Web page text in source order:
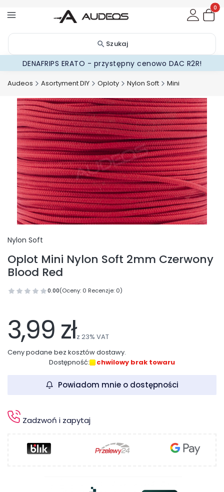
Szukaj
DENAFRIPS ERATO - przystępny cenowo DAC R2R!
Audeos Asortyment DIY Oploty Nylon Soft Mini
Nylon Soft
Oplot Mini Nylon Soft 2mm Czerwony
Blood Red
0.00(Oceny: 0 Recenzje: 0)
Przejdź do sekcji Opinie
3,99 złz 23% VAT
Ceny podane bez kosztów dostawy.
Dostępność:
chwilowy brak towaru
Powiadom mnie o dostępności
Zadzwoń i zapytaj